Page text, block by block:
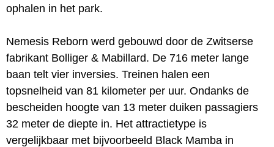
ophalen in het park.
Nemesis Reborn werd gebouwd door de Zwitserse
fabrikant Bolliger & Mabillard. De 716 meter lange
baan telt vier inversies. Treinen halen een
topsnelheid van 81 kilometer per uur. Ondanks de
bescheiden hoogte van 13 meter duiken passagiers
32 meter de diepte in. Het attractietype is
vergelijkbaar met bijvoorbeeld Black Mamba in